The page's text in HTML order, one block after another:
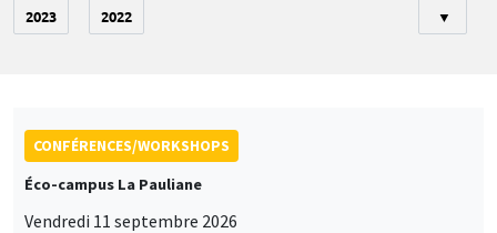
2023 2022 ▼
CONFÉRENCES/WORKSHOPS
Éco-campus La Pauliane
Vendredi 11 septembre 2026